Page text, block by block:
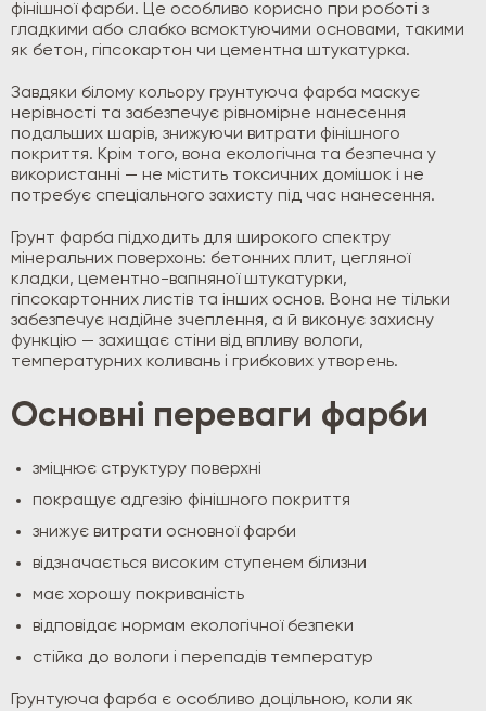
фінішної фарби. Це особливо корисно при роботі з
гладкими або слабко всмоктуючими основами, такими
як бетон, гіпсокартон чи цементна штукатурка.
Завдяки білому кольору грунтуюча фарба маскує
нерівності та забезпечує рівномірне нанесення
подальших шарів, знижуючи витрати фінішного
покриття. Крім того, вона екологічна та безпечна у
використанні — не містить токсичних домішок і не
потребує спеціального захисту під час нанесення.
Грунт фарба підходить для широкого спектру
мінеральних поверхонь: бетонних плит, цегляної
кладки, цементно-вапняної штукатурки,
гіпсокартонних листів та інших основ. Вона не тільки
забезпечує надійне зчеплення, а й виконує захисну
функцію — захищає стіни від впливу вологи,
температурних коливань і грибкових утворень.
Основні переваги фарби
зміцнює структуру поверхні
покращує адгезію фінішного покриття
знижує витрати основної фарби
відзначається високим ступенем білизни
має хорошу покриваність
відповідає нормам екологічної безпеки
стійка до вологи і перепадів температур
Грунтуюча фарба є особливо доцільною, коли як